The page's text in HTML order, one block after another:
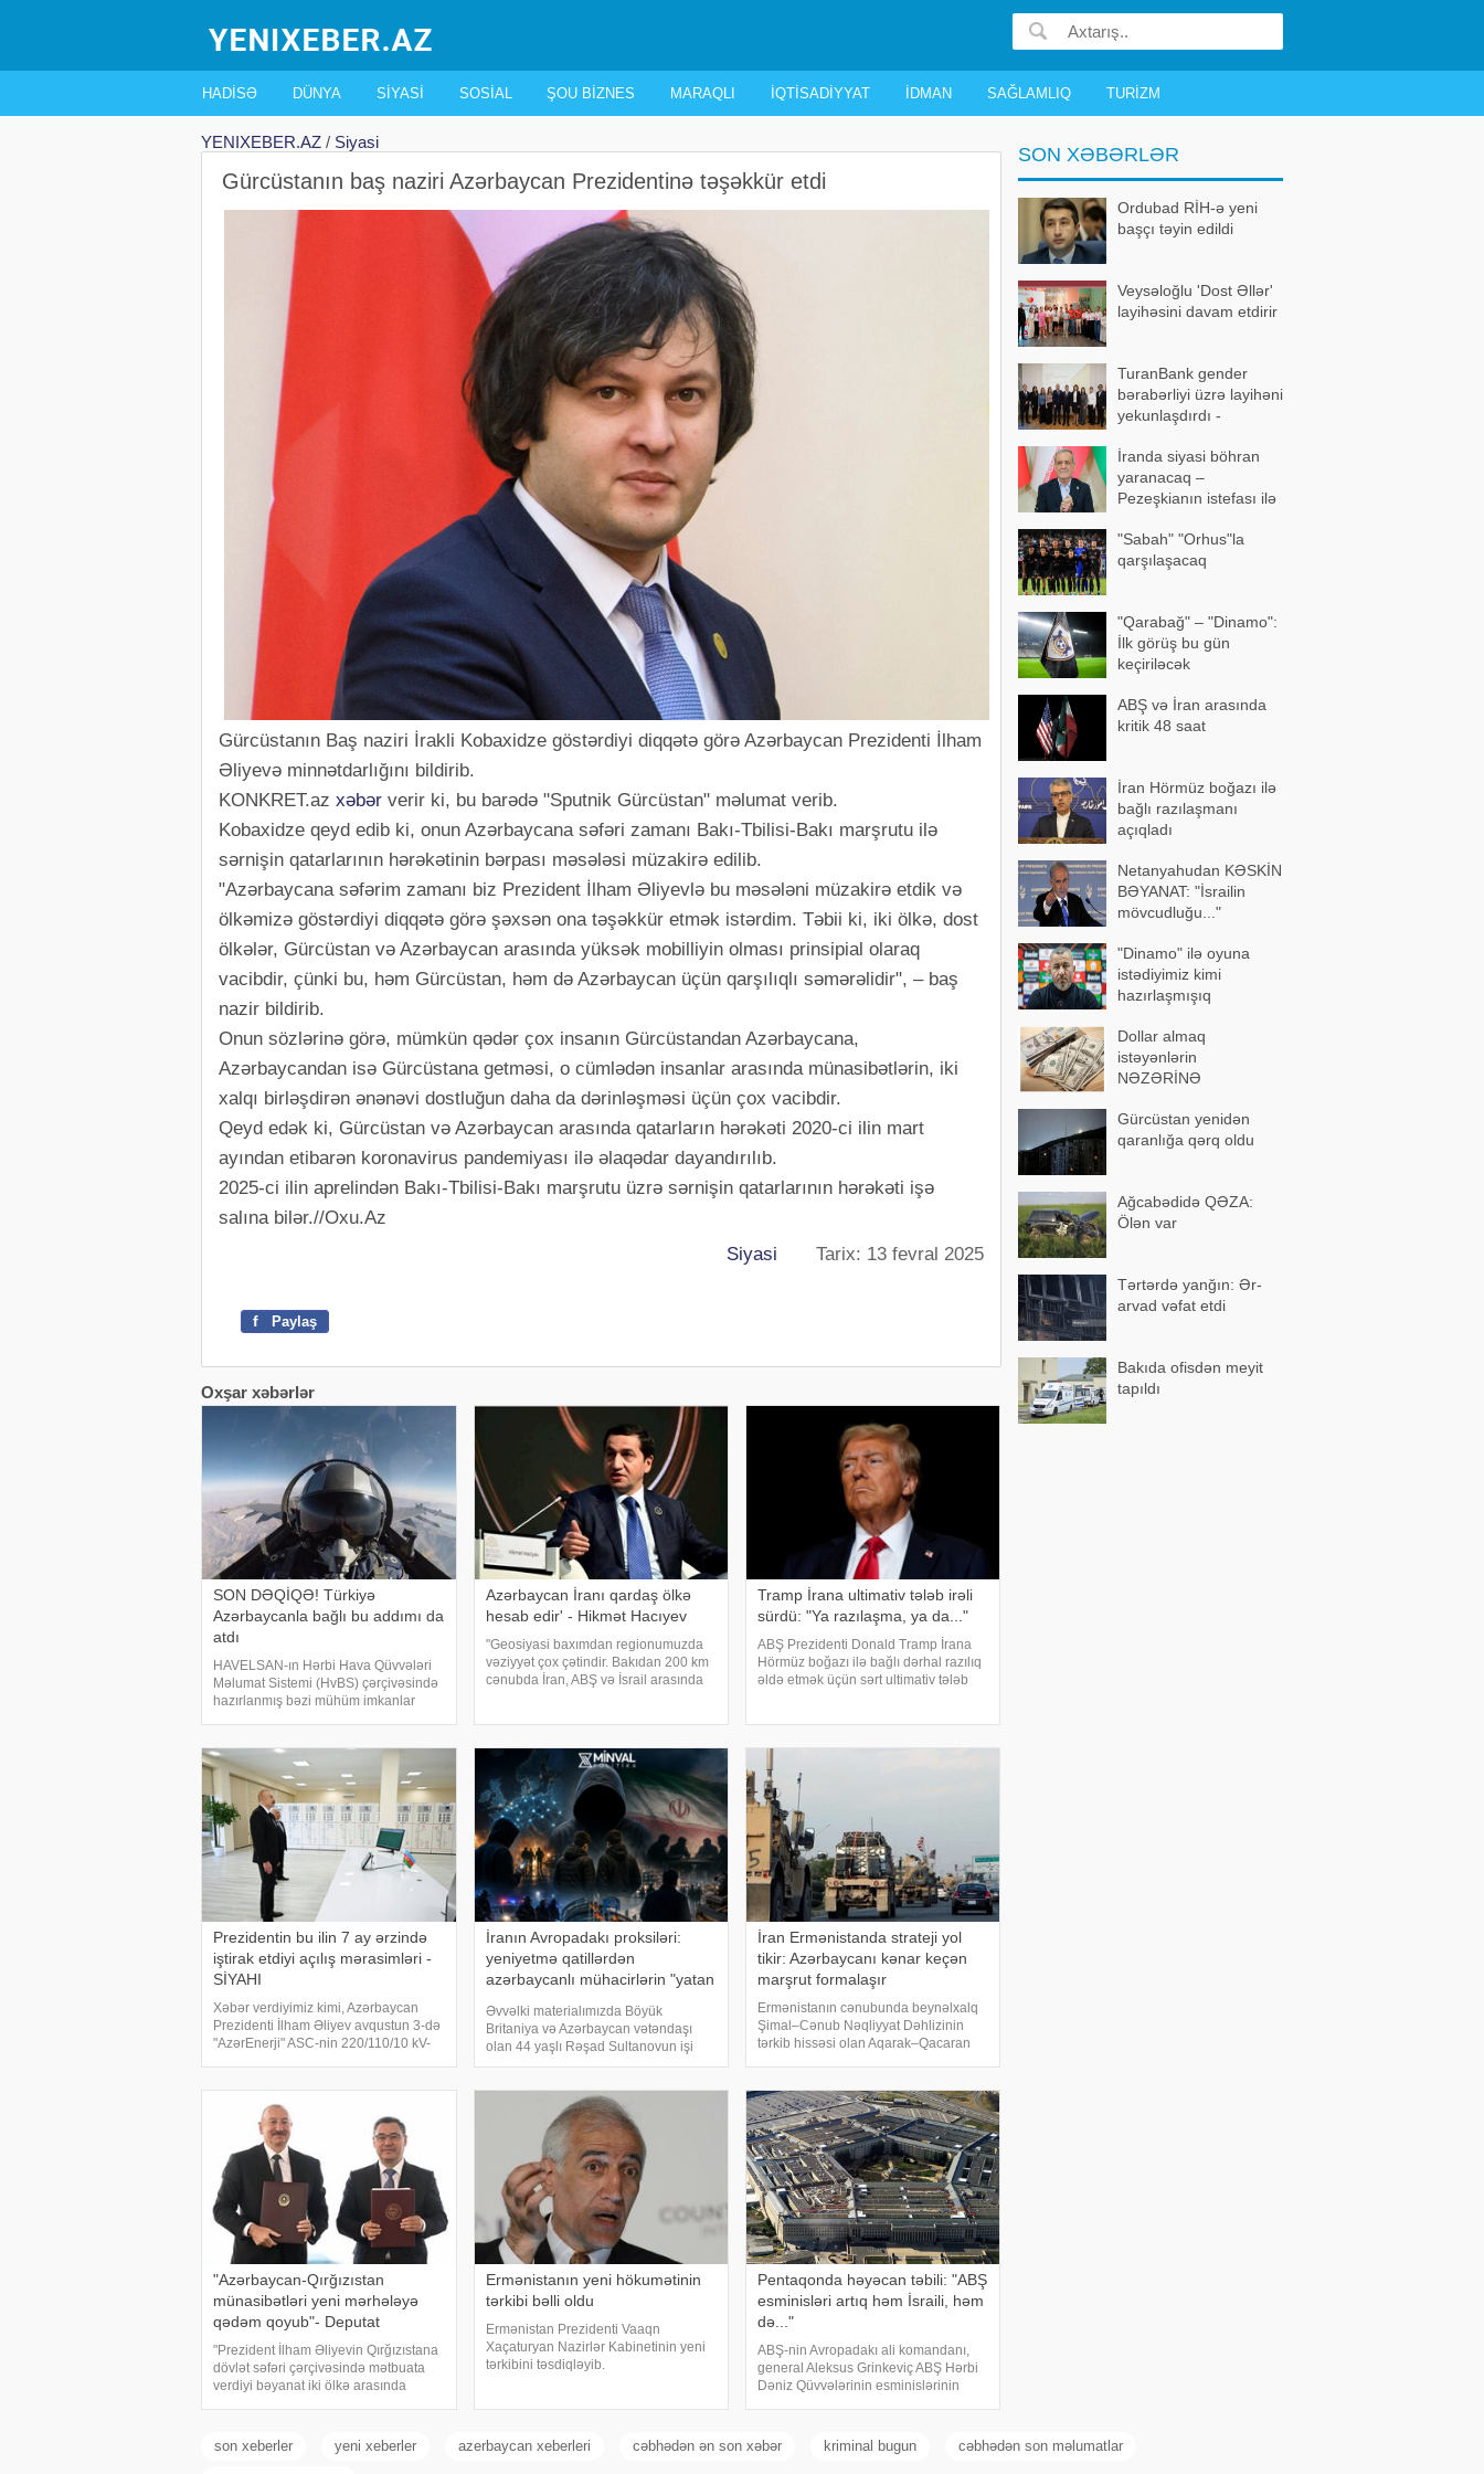
HADISƏ DÜNYA SIYASI SOSIAL ŞOU BIZNES MARAQLI İQTISADIYYAT İDMAN SAĞLAMLIQ TURIZM
YENIXEBER.AZ / Siyasi
Gürcüstanın baş naziri Azərbaycan Prezidentinə təşəkkür etdi
Gürcüstanın Baş naziri İrakli Kobaxidze göstərdiyi diqqətə görə Azərbaycan Prezidenti İlham
Əliyevə minnətdarlığını bildirib.
KONKRET.az xəbər verir ki, bu barədə "Sputnik Gürcüstan" məlumat verib.
Kobaxidze qeyd edib ki, onun Azərbaycana səfəri zamanı Bakı-Tbilisi-Bakı marşrutu ilə
sərnişin qatarlarının hərəkətinin bərpası məsələsi müzakirə edilib.
"Azərbaycana səfərim zamanı biz Prezident İlham Əliyevlə bu məsələni müzakirə etdik və
ölkəmizə göstərdiyi diqqətə görə şəxsən ona təşəkkür etmək istərdim. Təbii ki, iki ölkə, dost
ölkələr, Gürcüstan və Azərbaycan arasında yüksək mobilliyin olması prinsipial olaraq
vacibdir, çünki bu, həm Gürcüstan, həm də Azərbaycan üçün qarşılıqlı səmərəlidir", – baş
nazir bildirib.
Onun sözlərinə görə, mümkün qədər çox insanın Gürcüstandan Azərbaycana,
Azərbaycandan isə Gürcüstana getməsi, o cümlədən insanlar arasında münasibətlərin, iki
xalqı birləşdirən ənənəvi dostluğun daha da dərinləşməsi üçün çox vacibdir.
Qeyd edək ki, Gürcüstan və Azərbaycan arasında qatarların hərəkəti 2020-ci ilin mart
ayından etibarən koronavirus pandemiyası ilə əlaqədar dayandırılıb.
2025-ci ilin aprelindən Bakı-Tbilisi-Bakı marşrutu üzrə sərnişin qatarlarının hərəkəti işə
salına bilər.//Oxu.Az
Siyasi Tarix: 13 fevral 2025
f Paylaş
Oxşar xəbərlər
SON DƏQİQƏ! Türkiyə
Azərbaycanla bağlı bu addımı da
atdı
HAVELSAN-ın Hərbi Hava Qüvvələri
Məlumat Sistemi (HvBS) çərçivəsində
hazırlanmış bəzi mühüm imkanlar
mətbuatına istinadla bildirir ki,
Azərbaycan Hərb
Azərbaycan İranı qardaş ölkə
hesab edir' - Hikmət Hacıyev
"Geosiyasi baxımdan regionumuzda
vəziyyət çox çətindir. Bakıdan 200 km
cənubda İran, ABŞ və İsrail arasında
Tramp İrana ultimativ tələb irəli
sürdü: "Ya razılaşma, ya da..."
ABŞ Prezidenti Donald Tramp İrana
Hörmüz boğazı ilə bağlı dərhal razılıq
əldə etmək üçün sərt ultimativ tələb
Prezidentin bu ilin 7 ay ərzində
iştirak etdiyi açılış mərasimləri -
SİYAHI
Xəbər verdiyimiz kimi, Azərbaycan
Prezidenti İlham Əliyev avqustun 3-də
"AzərEnerji" ASC-nin 220/110/10 kV-
İranın Avropadakı proksiləri:
yeniyetmə qatillərdən
azərbaycanlı mühacirlərin "yatan
Əvvəlki materialımızda Böyük
Britaniya və Azərbaycan vətəndaşı
olan 44 yaşlı Rəşad Sultanovun işi
barədə ətraflı yazmışdıq. O, Kiprdə
bazasına qanunsuz daxil olmaqda və
İran İslam İnqilab
İran Ermənistanda strateji yol
tikir: Azərbaycanı kənar keçən
marşrut formalaşır
Ermənistanın cənubunda beynəlxalq
Şimal–Cənub Nəqliyyat Dəhlizinin
tərkib hissəsi olan Aqarak–Qacaran
KONKRET.azbakupost-a istinadən
xəbər verir ki, bu barəd
"Azərbaycan-Qırğızıstan
münasibətləri yeni mərhələyə
qədəm qoyub"- Deputat
"Prezident İlham Əliyevin Qırğızıstana
dövlət səfəri çərçivəsində mətbuata
verdiyi bəyanat iki ölkə arasında
nümayiş etdirdi". Bu fikirləri Milli
Ermənistanın yeni hökumətinin
tərkibi bəlli oldu
Ermənistan Prezidenti Vaaqn
Xaçaturyan Nazirlər Kabinetinin yeni
tərkibini təsdiqləyib.
Pentaqonda həyəcan təbili: "ABŞ
esminisləri artıq həm İsraili, həm
də..."
ABŞ-nin Avropadakı ali komandanı,
general Aleksus Grinkeviç ABŞ Hərbi
Dəniz Qüvvələrinin esminislərinin
KONKRET.azxəbər verir ki, onun
sözlərinə görə, mövcud resursla
SON XƏBƏRLƏR
Ordubad RİH-ə yeni
başçı təyin edildi
Veysəloğlu 'Dost Əllər'
layihəsini davam etdirir
TuranBank gender
bərabərliyi üzrə layihəni
yekunlaşdırdı -
İranda siyasi böhran
yaranacaq –
Pezeşkianın istefası ilə
"Sabah" "Orhus"la
qarşılaşacaq
"Qarabağ" – "Dinamo":
İlk görüş bu gün
keçiriləcək
ABŞ və İran arasında
kritik 48 saat
İran Hörmüz boğazı ilə
bağlı razılaşmanı
açıqladı
Netanyahudan KƏSKİN
BƏYANAT: "İsrailin
mövcudluğu..."
"Dinamo" ilə oyuna
istədiyimiz kimi
hazırlaşmışıq
Dollar almaq
istəyənlərin
NƏZƏRİNƏ
Gürcüstan yenidən
qaranlığa qərq oldu
Ağcabədidə QƏZA:
Ölən var
Tərtərdə yanğın: Ər-
arvad vəfat etdi
Bakıda ofisdən meyit
tapıldı
son xeberler yeni xeberler azerbaycan xeberleri cəbhədən ən son xəbər kriminal bugun cəbhədən son məlumatlar